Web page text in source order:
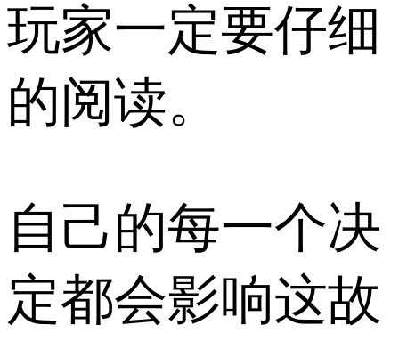
玩家一定要仔细
的阅读。
自己的每一个决
定都会影响这故